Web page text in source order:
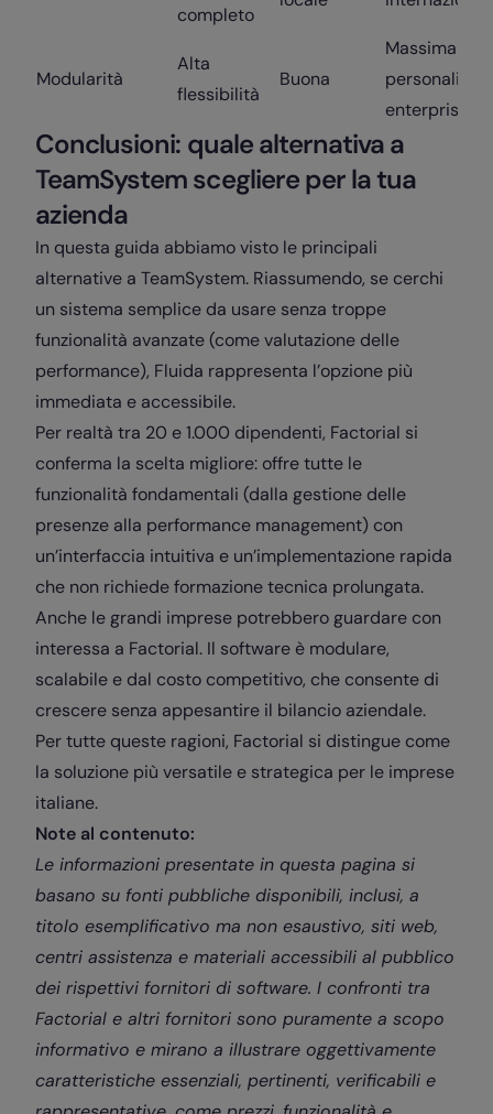
completo
Modularità
Alta
flessibilità
Buona
Massima
enterprise
Conclusioni: quale alternativa a
TeamSystem scegliere per la tua
azienda
In questa guida abbiamo visto le principali
alternative a TeamSystem. Riassumendo, se cerchi
un sistema semplice da usare senza troppe
funzionalità avanzate (come valutazione delle
performance), Fluida rappresenta l’opzione più
immediata e accessibile.
Per realtà tra 20 e 1.000 dipendenti, Factorial si
conferma la scelta migliore: offre tutte le
funzionalità fondamentali (dalla gestione delle
presenze alla performance management) con
un’interfaccia intuitiva e un’implementazione rapida
che non richiede formazione tecnica prolungata.
Anche le grandi imprese potrebbero guardare con
interessa a Factorial. Il software è modulare,
scalabile e dal costo competitivo, che consente di
crescere senza appesantire il bilancio aziendale.
Per tutte queste ragioni, Factorial si distingue come
la soluzione più versatile e strategica per le imprese
italiane.
Note al contenuto:
Le informazioni presentate in questa pagina si
basano su fonti pubbliche disponibili, inclusi, a
titolo esemplificativo ma non esaustivo, siti web,
centri assistenza e materiali accessibili al pubblico
dei rispettivi fornitori di software. I confronti tra
Factorial e altri fornitori sono puramente a scopo
informativo e mirano a illustrare oggettivamente
caratteristiche essenziali, pertinenti, verificabili e